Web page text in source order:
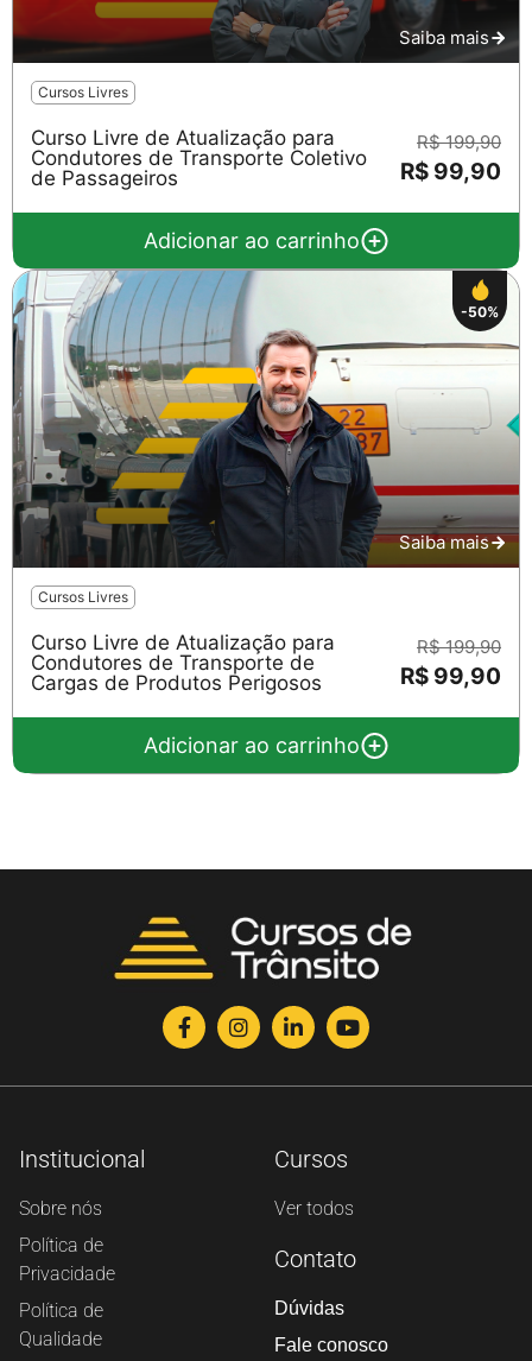
Saiba mais
Cursos Livres
Curso Livre de Atualização para
Condutores de Transporte Coletivo
de Passageiros
R$ 199,90
R$ 99,90
Adicionar ao carrinho
-50%
Saiba mais
Cursos Livres
Curso Livre de Atualização para
Condutores de Transporte de
Cargas de Produtos Perigosos
R$ 199,90
R$ 99,90
Adicionar ao carrinho
Institucional
Sobre nós
Política de
Privacidade
Política de
Qualidade
Cursos
Ver todos
Contato
Dúvidas
Fale conosco